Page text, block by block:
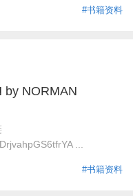
#书籍资料
by NORMAN
...
#书籍资料